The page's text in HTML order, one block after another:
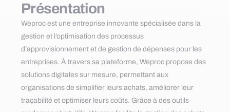
Présentation
Weproc est une entreprise innovante spécialisée dans la
gestion et l’optimisation des processus
d’approvisionnement et de gestion de dépenses pour les
entreprises. À travers sa plateforme, Weproc propose des
solutions digitales sur mesure, permettant aux
organisations de simplifier leurs achats, améliorer leur
traçabilité et optimiser leurs coûts. Grâce à des outils